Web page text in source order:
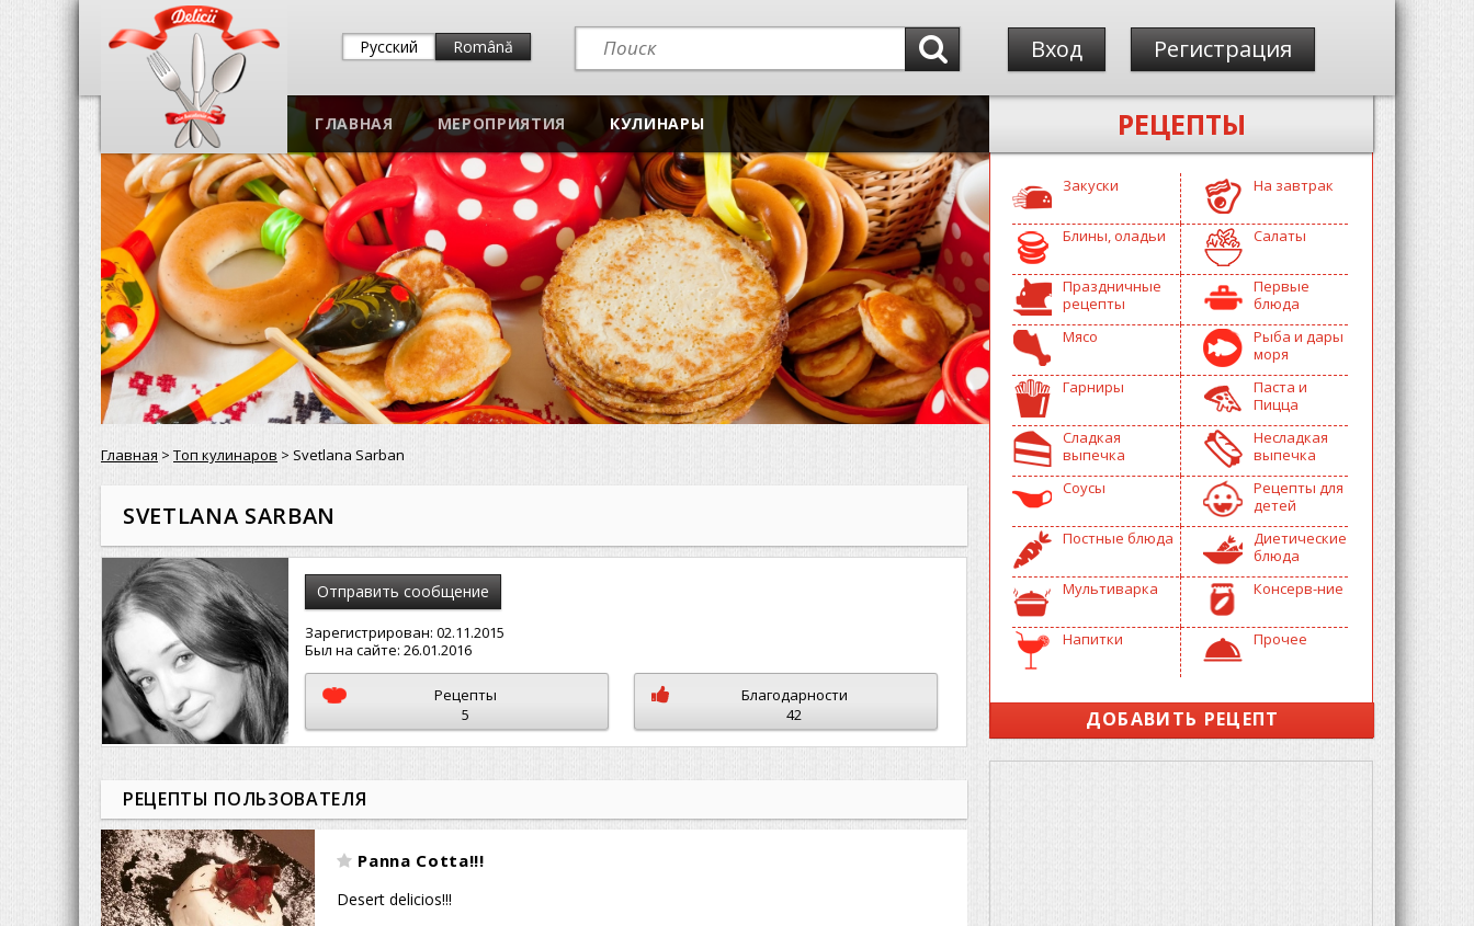
Русский Română Вход Регистрация
ГЛАВНАЯ МЕРОПРИЯТИЯ КУЛИНАРЫ РЕЦЕПТЫ
Главная > Топ кулинаров > Svetlana Sarban
SVETLANA SARBAN
Отправить сообщение
Зарегистрирован: 02.11.2015
Был на сайте: 26.01.2016
Рецепты
5
Благодарности
42
РЕЦЕПТЫ ПОЛЬЗОВАТЕЛЯ
Panna Cotta!!!
Desert delicios!!!
Закуски На завтрак
Блины, оладьи Салаты
Праздничные
рецепты
Первые
блюда
Мясо
Рыба и дары
моря
Гарниры
Паста и
Пицца
Сладкая
выпечка
Несладкая
выпечка
Соусы
Рецепты для
детей
Постные блюда
Диетические
блюда
Мультиварка
Консерв-ние
Напитки Прочее
ДОБАВИТЬ РЕЦЕПТ